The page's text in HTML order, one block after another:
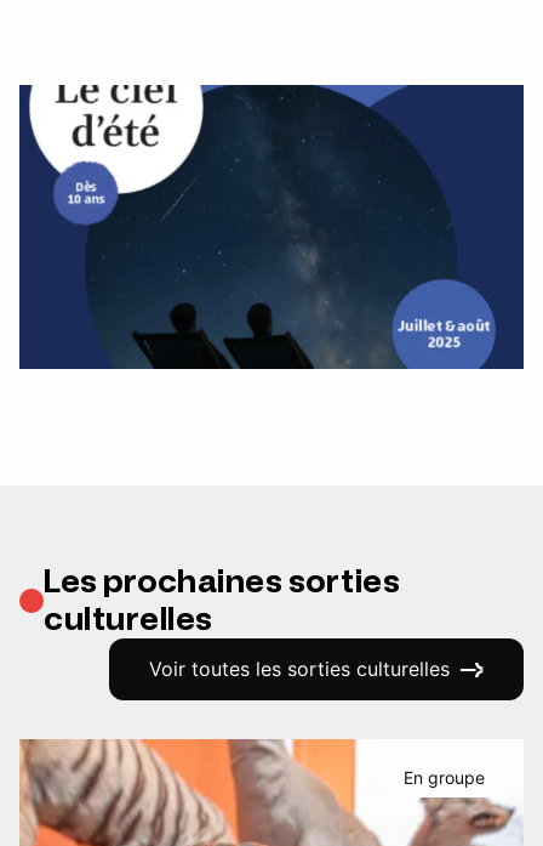
Les prochaines sorties
culturelles
Voir toutes les sorties culturelles
En groupe